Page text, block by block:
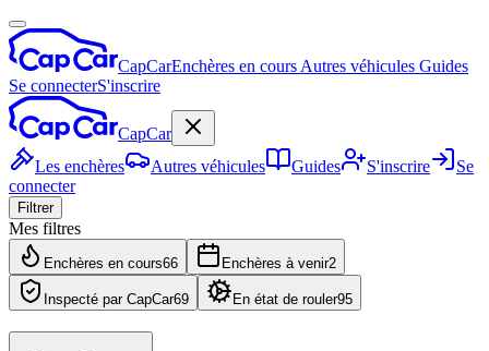
CapCarEnchères en cours Autres véhicules Guides
Se connecterS'inscrire
CapCar
Les enchères
Autres véhicules Guides S'inscrire
Se
connecter
Filtrer
Mes filtres
Enchères en cours66 Enchères à venir2
Inspecté par CapCar69 En état de rouler95